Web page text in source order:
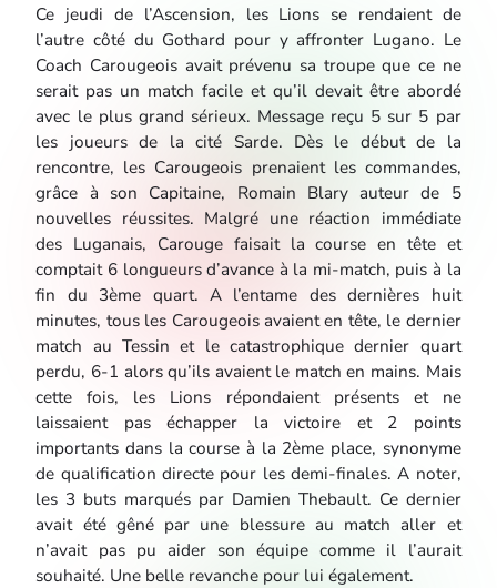
Ce jeudi de l’Ascension, les Lions se rendaient de
l’autre côté du Gothard pour y affronter Lugano. Le
Coach Carougeois avait prévenu sa troupe que ce ne
serait pas un match facile et qu’il devait être abordé
avec le plus grand sérieux. Message reçu 5 sur 5 par
les joueurs de la cité Sarde. Dès le début de la
rencontre, les Carougeois prenaient les commandes,
grâce à son Capitaine, Romain Blary auteur de 5
nouvelles réussites. Malgré une réaction immédiate
des Luganais, Carouge faisait la course en tête et
comptait 6 longueurs d’avance à la mi-match, puis à la
fin du 3ème quart. A l’entame des dernières huit
minutes, tous les Carougeois avaient en tête, le dernier
match au Tessin et le catastrophique dernier quart
perdu, 6-1 alors qu’ils avaient le match en mains. Mais
cette fois, les Lions répondaient présents et ne
laissaient pas échapper la victoire et 2 points
importants dans la course à la 2ème place, synonyme
de qualification directe pour les demi-finales. A noter,
les 3 buts marqués par Damien Thebault. Ce dernier
avait été gêné par une blessure au match aller et
n’avait pas pu aider son équipe comme il l’aurait
souhaité. Une belle revanche pour lui également.